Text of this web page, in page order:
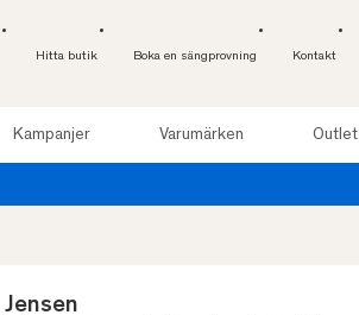
Hitta butik Boka en sängprovning Kontakt
Kampanjer Varumärken Outlet
Jensen